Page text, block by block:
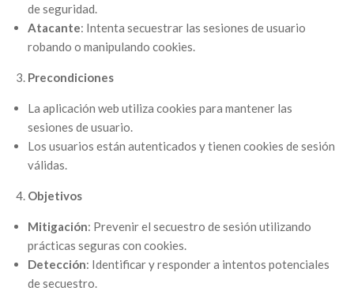
de seguridad.
Atacante: Intenta secuestrar las sesiones de usuario
robando o manipulando cookies.
Precondiciones
La aplicación web utiliza cookies para mantener las
sesiones de usuario.
Los usuarios están autenticados y tienen cookies de sesión
válidas.
Objetivos
Mitigación: Prevenir el secuestro de sesión utilizando
prácticas seguras con cookies.
Detección: Identificar y responder a intentos potenciales
de secuestro.